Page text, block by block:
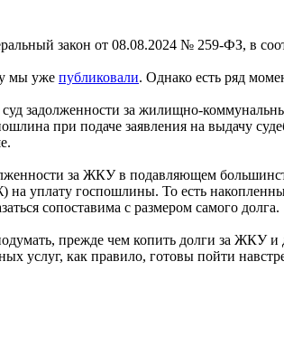
закон от 08.08.2024 № 259-ФЗ, в
мы уже публиковали. Однако есть ряд
задолженности за жилищно-
при подаче заявления на выдачу
за ЖКУ в подавляющем
уплату госпошлины. То есть
сопоставима с размером самого долга.
прежде чем копить долги за ЖКУ
услуг, как правило, готовы пойти